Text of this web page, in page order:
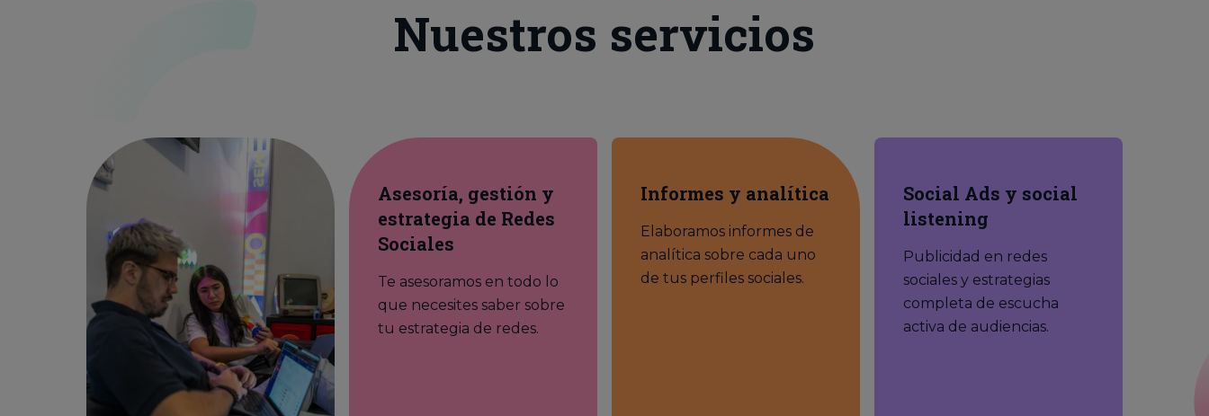
Nuestros servicios
Asesoría, gestión y
estrategia de Redes
Sociales
Te asesoramos en todo lo
que necesites saber sobre
tu estrategia de redes.
Informes y analítica
Elaboramos informes de
analítica sobre cada uno
de tus perfiles sociales.
Social Ads y social
listening
Publicidad en redes
sociales y estrategias
completa de escucha
activa de audiencias.